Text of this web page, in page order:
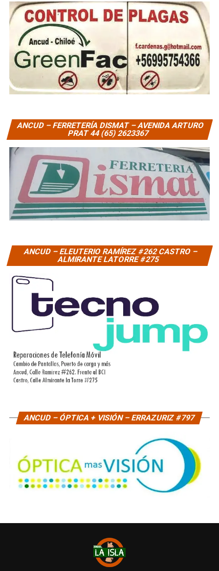
ANCUD – FERRETERÍA DISMAT – AVENIDA ARTURO
PRAT 44 (65) 2623367
ANCUD – ELEUTERIO RAMÍREZ #262 CASTRO –
ALMIRANTE LATORRE #275
ANCUD – ÓPTICA + VISIÓN – ERRAZURIZ #797